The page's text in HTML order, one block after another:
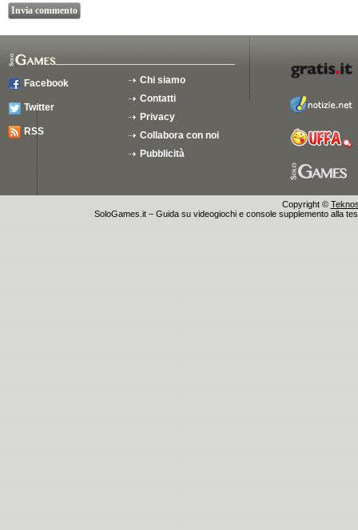
Facebook
Twitter
RSS
Chi siamo
Contatti
Privacy
Collabora con noi
Pubblicità
Copyright ©
SoloGames.it – Guida su videogiochi e console supplemento alla